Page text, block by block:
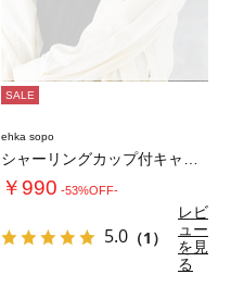
SALE
ehka sopo
￥990 -53%OFF-
5.0 （1）
レビ
ュー
を見
る